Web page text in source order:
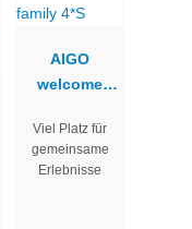
AIGO
welcome
Viel Platz für
gemeinsame
Erlebnisse